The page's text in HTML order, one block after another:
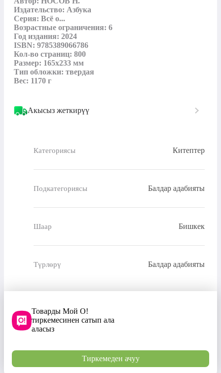
Издательство: Азбука
Серия: Всё о...
Возрастные ограничения: 6
Год издания: 2024
ISBN: 9785389066786
Кол-во страниц: 800
Размер: 165х233 мм
Тип обложки: твердая
Вес: 1170 г
Акысыз жеткирүү
Категориясы Китептер
Подкатегориясы Балдар адабияты
Шаар Бишкек
Түрлөрү Балдар адабияты
Товарды Мой О!
тиркемесинен сатып ала
аласыз
Тиркемеден ачуу